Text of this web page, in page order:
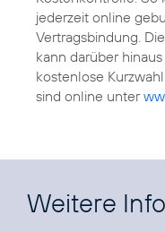
jederzeit online
Vertragsbindung.
kann darüber
kostenlose
sind online unter
Weitere